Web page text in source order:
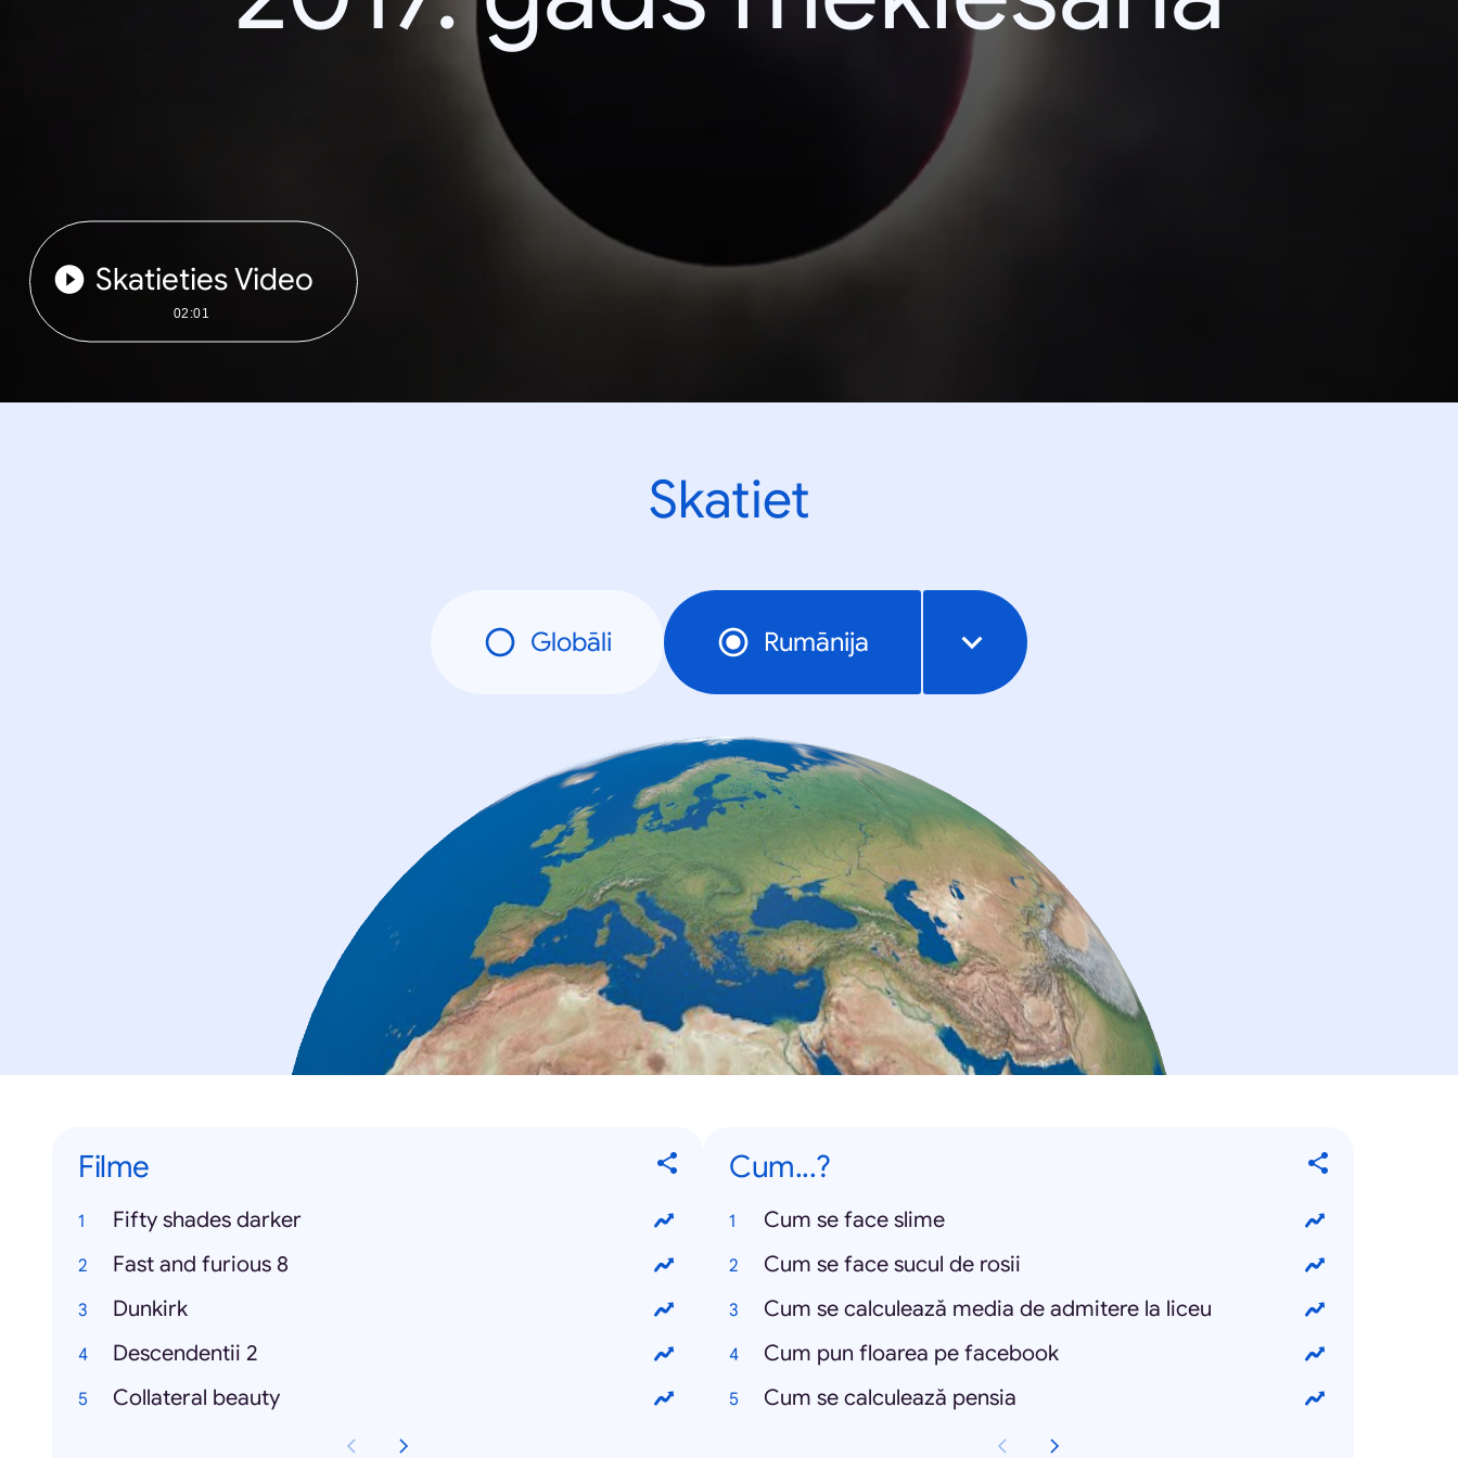
Skatieties Video
02:01
Skatiet
Globāli Rumānija
Filme
Fifty shades darker
Fast and furious 8
Dunkirk
Descendentii 2
Collateral beauty
Cum...?
Cum se face slime
Cum se face sucul de rosii
Cum se calculează media de admitere la liceu
Cum pun floarea pe facebook
Cum se calculează pensia